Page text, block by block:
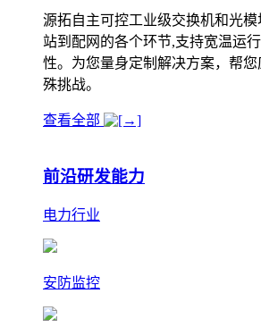
源拓自主可控工业级交换机和光
站到配网的各个环节,支持宽温运
性。为您量身定制解决方案，帮
殊挑战。
查看全部
前沿研发能力
电力行业
安防监控